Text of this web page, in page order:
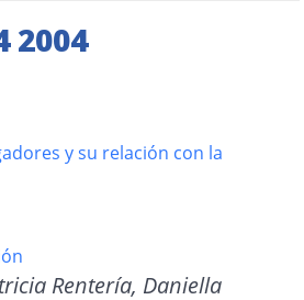
2004
y su relación con la
Rentería, Daniella